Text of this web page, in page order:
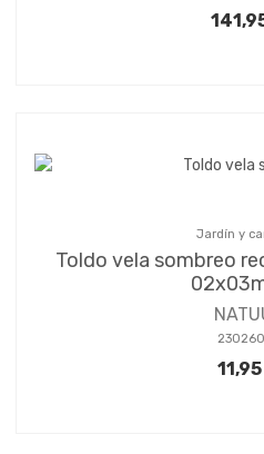
Jardín y
Toldo vela sombreo